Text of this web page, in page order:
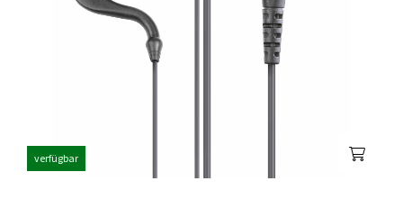
verfügbar